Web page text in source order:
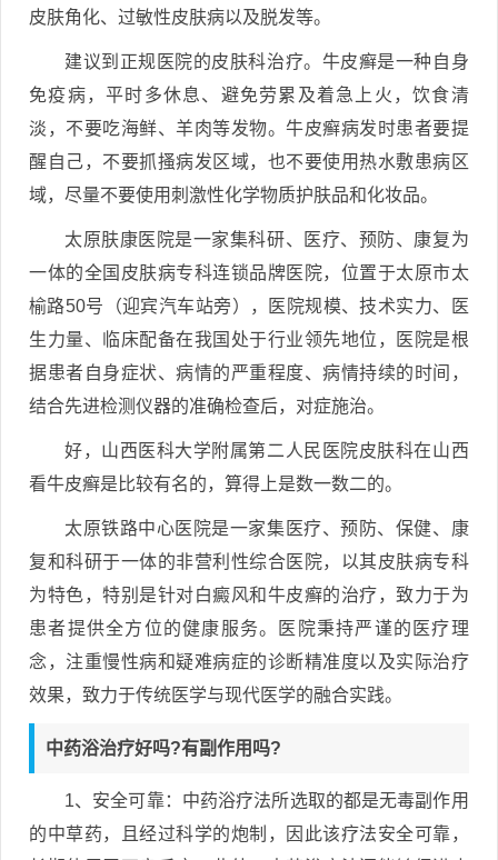
皮肤角化、过敏性皮肤病以及脱发等。
建议到正规医院的皮肤科治疗。牛皮癣是一种自身
免疫病，平时多休息、避免劳累及着急上火，饮食清
淡，不要吃海鲜、羊肉等发物。牛皮癣病发时患者要提
醒自己，不要抓搔病发区域，也不要使用热水敷患病区
域，尽量不要使用刺激性化学物质护肤品和化妆品。
太原肤康医院是一家集科研、医疗、预防、康复为
一体的全国皮肤病专科连锁品牌医院，位置于太原市太
榆路50号（迎宾汽车站旁），医院规模、技术实力、医
生力量、临床配备在我国处于行业领先地位，医院是根
据患者自身症状、病情的严重程度、病情持续的时间，
结合先进检测仪器的准确检查后，对症施治。
好，山西医科大学附属第二人民医院皮肤科在山西
看牛皮癣是比较有名的，算得上是数一数二的。
太原铁路中心医院是一家集医疗、预防、保健、康
复和科研于一体的非营利性综合医院，以其皮肤病专科
为特色，特别是针对白癜风和牛皮癣的治疗，致力于为
患者提供全方位的健康服务。医院秉持严谨的医疗理
念，注重慢性病和疑难病症的诊断精准度以及实际治疗
效果，致力于传统医学与现代医学的融合实践。
中药浴治疗好吗?有副作用吗?
1、安全可靠：中药浴疗法所选取的都是无毒副作用
的中草药，且经过科学的炮制，因此该疗法安全可靠，